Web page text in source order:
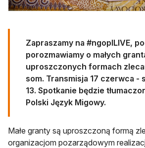
Zapraszamy na #ngoplLIVE,
porozmawiamy o małych
uproszczonych formach
som. Transmisja 17 czerwca -
13. Spotkanie będzie
Polski Język Migowy.
Małe granty są uproszczoną formą
organizacjom pozarządowym